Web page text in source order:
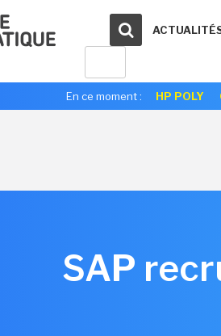
En ce moment : HP POLY
SAP